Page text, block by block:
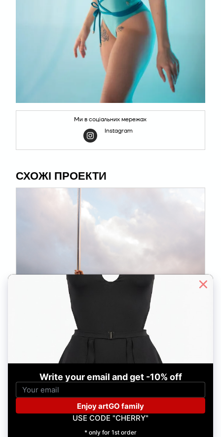
Ми в соціальних мережах
Instagram
СХОЖІ ПРОЕКТИ